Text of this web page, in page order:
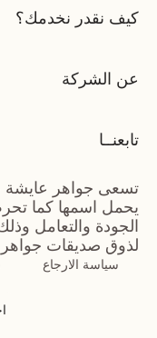
كيف نقدر نخدمك؟
عن الشركة
تابعنــا
تسعى جواهر عايشة
يحمل اسمها كما
الجودة والتعامل
لذوق صديقات جواهر
سياسة الارجاع